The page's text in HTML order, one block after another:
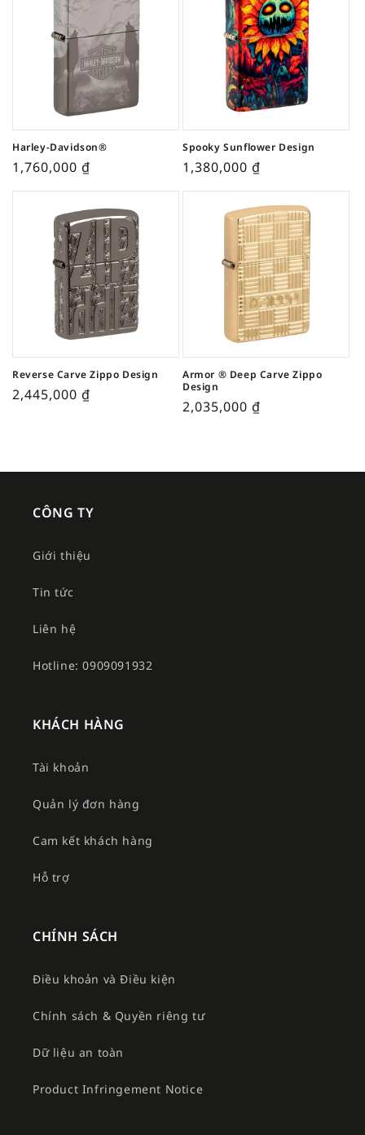
Harley-Davidson®
1,760,000 ₫
Spooky Sunflower Design
1,380,000 ₫
Reverse Carve Zippo Design
2,445,000 ₫
Armor ® Deep Carve Zippo
Design
2,035,000 ₫
CÔNG TY
Giới thiệu
Tin tức
Liên hệ
Hotline: 0909091932
KHÁCH HÀNG
Tài khoản
Quản lý đơn hàng
Cam kết khách hàng
Hỗ trợ
CHÍNH SÁCH
Điều khoản và Điều kiện
Chính sách & Quyền riêng tư
Dữ liệu an toàn
Product Infringement Notice